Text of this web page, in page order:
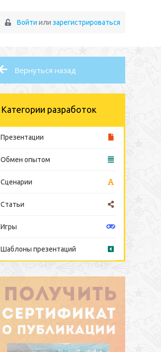
Войти или зарегистрироваться
Вернуться назад
Категории разработок
Презентации
Обмен опытом
Сценарии
Статьи
Игры
Шаблоны презентаций